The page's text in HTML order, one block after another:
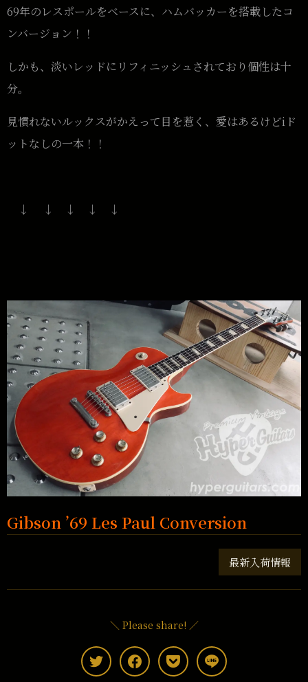
69年のレスポールをベースに、ハムバッカーを搭載したコ
ンバージョン！！
しかも、淡いレッドにリフィニッシュされており個性は十
分。
見慣れないルックスがかえって目を惹く、愛はあるけどiド
ットなしの一本！！
↓ ↓ ↓ ↓ ↓
Gibson ’69 Les Paul Conversion
最新入荷情報
＼ Please share! ／